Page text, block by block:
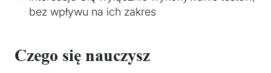
bez wpływu na ich zakres
Czego się nauczysz